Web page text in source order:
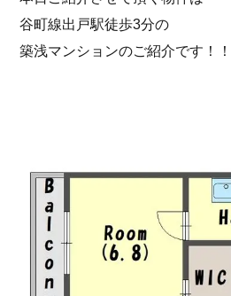
谷町線出戸駅徒歩3分の
築浅マンションのご紹介です！！